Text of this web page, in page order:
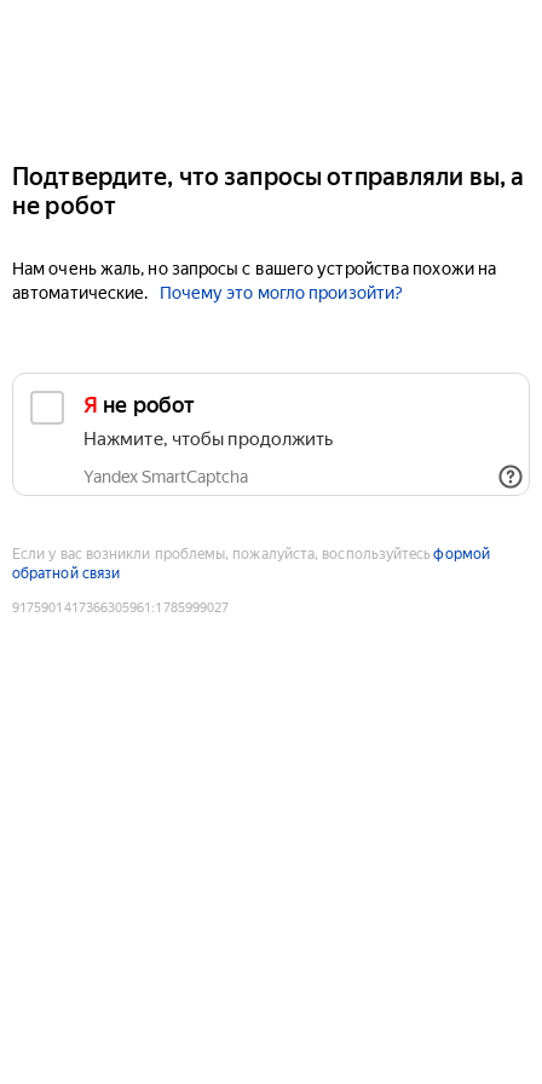
Подтвердите, что запросы отправляли вы, а
не робот
Нам очень жаль, но запросы с вашего устройства похожи на
автоматические.
Почему это могло произойти?
Я не робот
Нажмите, чтобы продолжить
Yandex SmartCaptcha
Если у вас возникли проблемы, пожалуйста, воспользуйтесьформой
обратной связи
9175901417366305961 :1785999027